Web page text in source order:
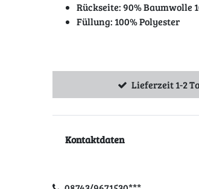
Rückseite: 90% Baumwolle
Füllung: 100% Polyester
Lieferzeit 1-2
Kontaktdaten